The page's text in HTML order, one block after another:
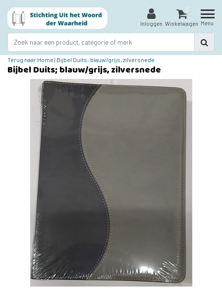
Inloggen
0
Winkelwagen Menu
Terug naar Home | Bijbel Duits; blauw/grijs, zilversnede
Bijbel Duits; blauw/grijs, zilversnede